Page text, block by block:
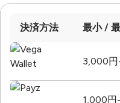
決済方法 最小 /
3,000
1,000円